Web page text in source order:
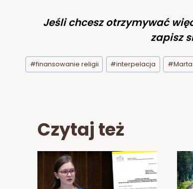
Jeśli chcesz otrzymywać
zapisz
Tagi
wpisu:
#finansowanie religii #interpelacja #
Czytaj też